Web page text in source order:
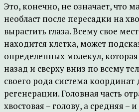
Это, конечно, не означает, что
необласт после пересадки на
вырастить глаза. Всему свое
находится клетка, может
определенных молекул,
назад и сверху вниз по всему
своего рода система
регенерации. Головная часть
хвостовая – голову, а средняя –